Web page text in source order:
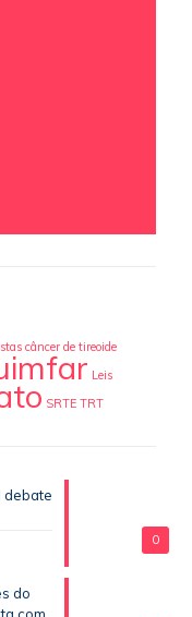
câncer de tireoide
Leis
SRTE TRT
0
debate
do